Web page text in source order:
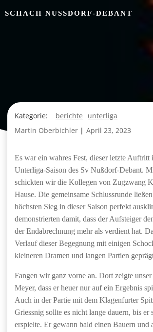
Inhalt
SCHACH NUSSDORF-DEBANT
Kategorie: berichte
unterliga
Martin Oberbichler | April 23, 2023
Es war ein wahres Fest, dieser letzte Auftritt
Unterliga-Saison des Sv Nußdorf-Debant.
schickten wir die Kollegen von Zugzwang
Hause. Die gemeinsame Schlussrunde
höchsten Sieg in dieser Saison perfekt
demonstrierten damit, dass der Aufsteiger
der Endabrechnung mehr als verdient hat.
Verlauf dieser Begegnung mit einigen
kleineren Dramen und langen Partien
Fangen wir ganz vorne an. Dort zeigte
Meyer, dass er heuer nur auf ein Ergebnis
Auch in der Partie mit dem Klagenfurter
Griessnig sollte es nicht lange dauern, bis er
erspielte. Er gewann bald einen Bauern und